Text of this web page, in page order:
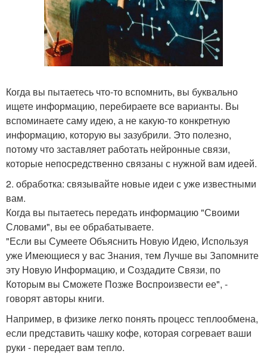
Когда вы пытаетесь что-то вспомнить, вы буквально
ищете информацию, перебираете все варианты. Вы
вспоминаете саму идею, а не какую-то конкретную
информацию, которую вы зазубрили. Это полезно,
потому что заставляет работать нейронные связи,
которые непосредственно связаны с нужной вам идеей.
2. обработка: связывайте новые идеи с уже известными
вам.
Когда вы пытаетесь передать информацию "Своими
Словами", вы ее обрабатываете.
"Если вы Сумеете Объяснить Новую Идею, Используя
уже Имеющиеся у вас Знания, тем Лучше вы Запомните
эту Новую Информацию, и Создадите Связи, по
Которым вы Сможете Позже Воспроизвести ее", -
говорят авторы книги.
Например, в физике легко понять процесс теплообмена,
если представить чашку кофе, которая согревает ваши
руки - передает вам тепло.